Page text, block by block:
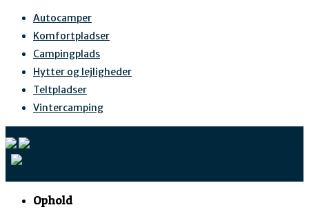
Autocamper
Komfortpladser
Campingplads
Hytter og lejligheder
Teltpladser
Vintercamping
Ophold